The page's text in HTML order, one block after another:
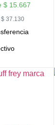
$ 15.667
$ 37.130